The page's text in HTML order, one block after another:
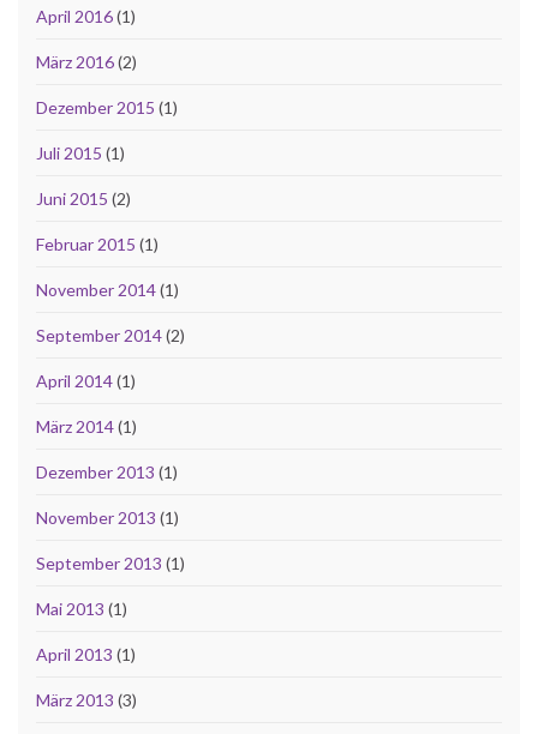
April 2016(1)
März 2016(2)
Dezember 2015 (1)
Juli 2015 (1)
Juni 2015 (2)
Februar 2015 (1)
November 2014(1)
September 2014(2)
April 2014(1)
März 2014(1)
Dezember 2013 (1)
November 2013 (1)
September 2013 (1)
Mai 2013 (1)
April 2013 (1)
März 2013 (3)